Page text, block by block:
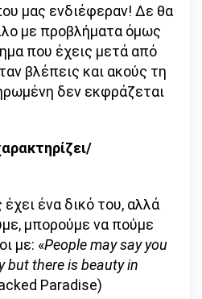
μας ενδιέφεραν! Δε θα
με προβλήματα όμως
που έχεις μετά από
βλέπεις και ακούς τη
δεν εκφράζεται
ένα δικό του, αλλά
μπορούμε να πούμε
με: «People may say you
but there is beauty in
Paradise)